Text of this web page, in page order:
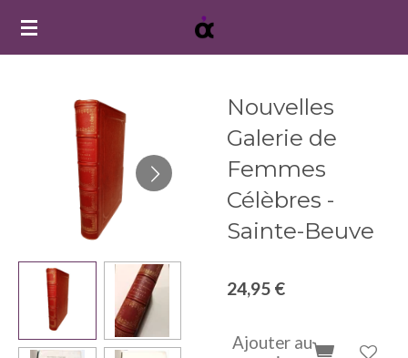
Passer
Nouvelles
Galerie de
Femmes
Célèbres -
Sainte-Beuve
24,95 €
Ajouter au